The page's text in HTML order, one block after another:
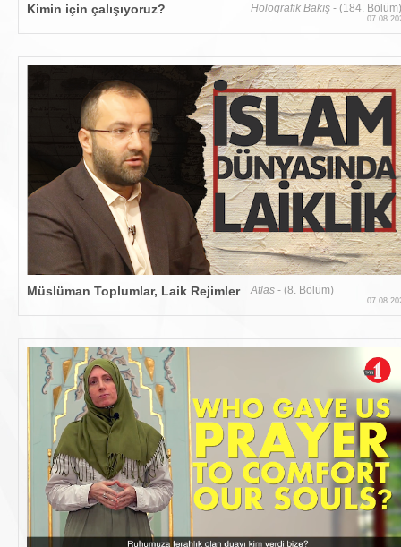
Kimin için çalışıyoruz? Holografik Bakış - (184.
Müslüman Toplumlar, Laik Rejimler Atlas - (8. Bölüm)